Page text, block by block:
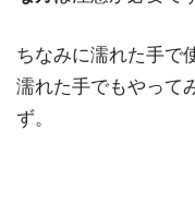
ちなみに濡れた手で
濡れた手でもやって
ず。